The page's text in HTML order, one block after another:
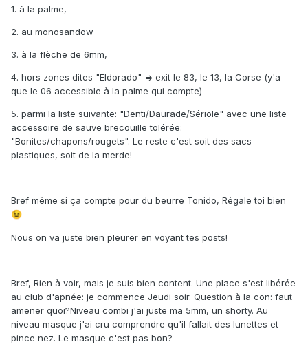
1. à la palme,
2. au monosandow
3. à la flèche de 6mm,
4. hors zones dites "Eldorado" => exit le 83, le 13, la Corse (y'a
que le 06 accessible à la palme qui compte)
5. parmi la liste suivante: "Denti/Daurade/Sériole" avec une liste
accessoire de sauve brecouille tolérée:
"Bonites/chapons/rougets". Le reste c'est soit des sacs
plastiques, soit de la merde!
Bref même si ça compte pour du beurre Tonido, Régale toi bien
😉
Nous on va juste bien pleurer en voyant tes posts!
Bref, Rien à voir, mais je suis bien content. Une place s'est libérée
au club d'apnée: je commence Jeudi soir. Question à la con: faut
amener quoi?Niveau combi j'ai juste ma 5mm, un shorty. Au
niveau masque j'ai cru comprendre qu'il fallait des lunettes et
pince nez. Le masque c'est pas bon?